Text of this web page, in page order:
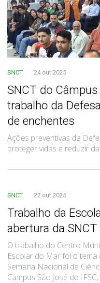
SNCT 24 out 2025
SNCT do
trabalho da
de enchentes
Ações preventivas da
proteger vidas e reduzir
SNCT 22 out 2025
Trabalho da
abertura da
O trabalho do Centro
Escolar do Mar foi o
Semana Nacional de
Câmpus São José do